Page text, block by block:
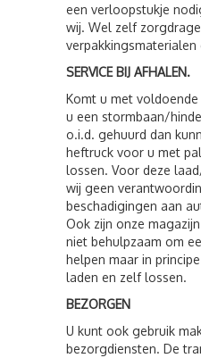
een verloopstukje
wij. Wel zelf
SERVICE BIJ AFHALEN.
Komt u met
u een stormbaan/
o.i.d. gehuurd dan
heftruck voor u met
lossen. Voor deze
wij geen
beschadigingen aan
Ook zijn onze
niet behulpzaam om
helpen maar in
laden en zelf lossen.
BEZORGEN
U kunt ook gebruik
bezorgdiensten. De